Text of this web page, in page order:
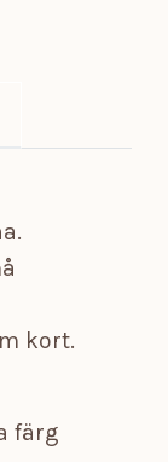
kort.
färg